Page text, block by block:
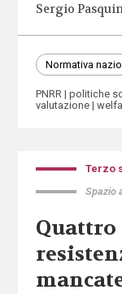
Sergio
Normativa
PNRR politiche
valutazione
Terzo
Spazio